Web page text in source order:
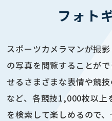
フォト
スポーツカメラマンが撮
の写真を閲覧することが
せるさまざまな表情や競
など、各競技1,000枚以上
を検索して楽しめるので